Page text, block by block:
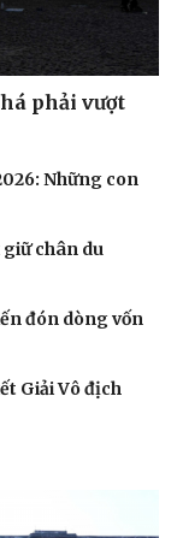
phải vượt
Những con
giữ chân du
đón dòng vốn
Giải Vô địch